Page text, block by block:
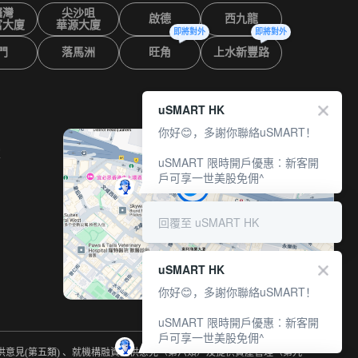
灣
大廈
尖沙咀
華源大廈
啟德 西九龍
落馬洲 旺角
即將對外
上水新豐路
即將對外
見(第五類) 、就機構融資提供意見（第六類）及提供資產管理（第九
uSMART HK
你好😊，多謝你聯絡uSMART！
uSMART 限時開戶優惠︰新客開
戶可享一世美股免佣^
回覆至 uSMART HK
uSMART HK
你好😊，多謝你聯絡uSMART！
uSMART 限時開戶優惠︰新客開
戶可享一世美股免佣^